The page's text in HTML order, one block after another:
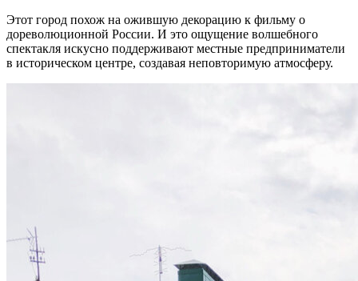
Этот город похож на ожившую декорацию к фильму о
дореволюционной России. И это ощущение волшебного
спектакля искусно поддерживают местные предприниматели
в историческом центре, создавая неповторимую атмосферу.